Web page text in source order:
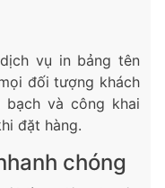
vụ in bảng tên
đối tượng khách
bạch và công khai
đặt hàng.
chóng